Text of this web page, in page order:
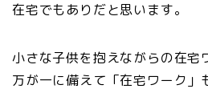
在宅でもありだと思います。
小さな子供を抱えながらの在宅
万が一に備えて「在宅ワーク」